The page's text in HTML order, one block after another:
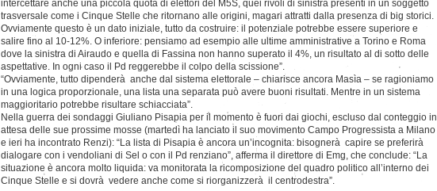
intercettare anche una piccola quota di elettori del M5S, quei rivoli di sinistra presenti in un soggetto
trasversale come i Cinque Stelle che ritornano alle origini, magari attratti dalla presenza di big storici.
Ovviamente questo è un dato iniziale, tutto da costruire: il potenziale potrebbe essere superiore e
salire fino al 10-12%. O inferiore: pensiamo ad esempio alle ultime amministrative a Torino e Roma
dove la sinistra di Airaudo e quella di Fassina non hanno superato il 4%, un risultato al di sotto delle
aspettative. In ogni caso il Pd reggerebbe il colpo della scissione”.
“Ovviamente, tutto dipenderà anche dal sistema elettorale – chiarisce ancora Masìa – se ragioniamo
in una logica proporzionale, una lista una separata può avere buoni risultati. Mentre in un sistema
maggioritario potrebbe risultare schiacciata”.
Nella guerra dei sondaggi Giuliano Pisapia per il momento è fuori dai giochi, escluso dal conteggio in
attesa delle sue prossime mosse (martedì ha lanciato il suo movimento Campo Progressista a Milano
e ieri ha incontrato Renzi): “La lista di Pisapia è ancora un’incognita: bisognerà capire se preferirà
dialogare con i vendoliani di Sel o con il Pd renziano”, afferma il direttore di Emg, che conclude: “La
situazione è ancora molto liquida: va monitorata la ricomposizione del quadro politico all’interno dei
Cinque Stelle e si dovrà vedere anche come si riorganizzerà il centrodestra”.